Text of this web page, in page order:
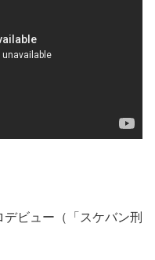
ビュー（「スケバン刑